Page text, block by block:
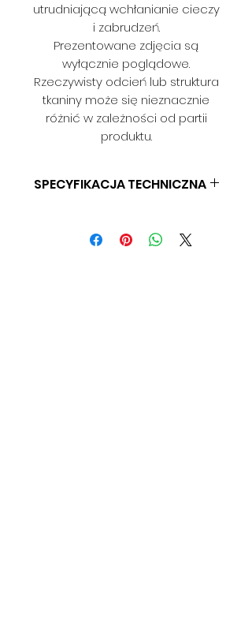
utrudniającą wchłanianie cieczy
i zabrudzeń.
Prezentowane zdjęcia są
wyłącznie poglądowe.
Rzeczywisty odcień lub struktura
tkaniny może się nieznacznie
różnić w zależności od partii
produktu.
SPECYFIKACJA TECHNICZNA
GRAMATURA: 300 G/M2
SZEROKOŚĆ: 140 CM